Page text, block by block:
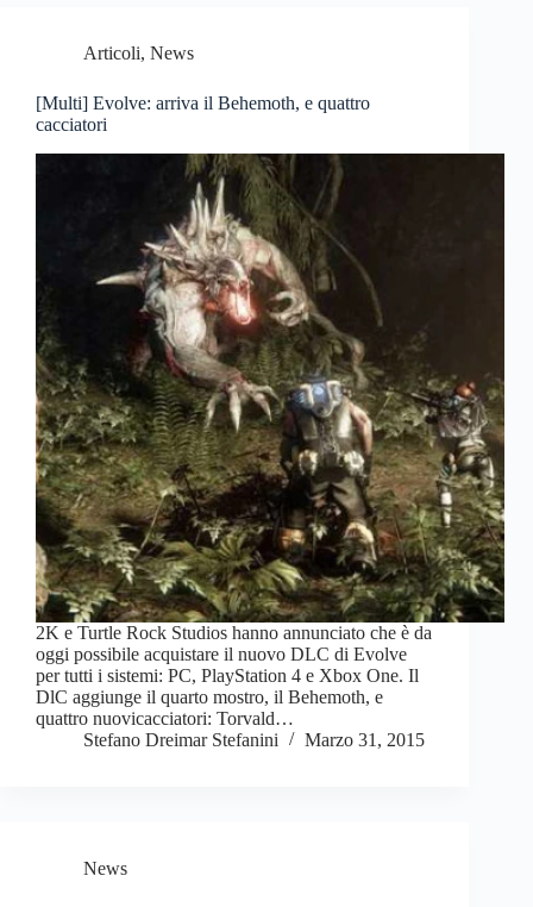
Articoli, News
[Multi] Evolve: arriva il Behemoth, e quattro
cacciatori
2K e Turtle Rock Studios hanno annunciato che è da
oggi possibile acquistare il nuovo DLC di Evolve
per tutti i sistemi: PC, PlayStation 4 e Xbox One. Il
DlC aggiunge il quarto mostro, il Behemoth, e
quattro nuovicacciatori: Torvald…
Stefano Dreimar Stefanini
Marzo 31, 2015
News